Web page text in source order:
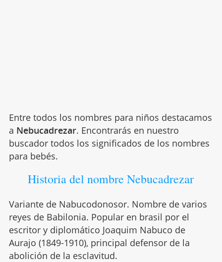
Entre todos los nombres para niños destacamos
a Nebucadrezar. Encontrarás en nuestro
buscador todos los significados de los nombres
para bebés.
Historia del nombre Nebucadrezar
Variante de Nabucodonosor. Nombre de varios
reyes de Babilonia. Popular en brasil por el
escritor y diplomático Joaquim Nabuco de
Aurajo (1849-1910), principal defensor de la
abolición de la esclavitud.